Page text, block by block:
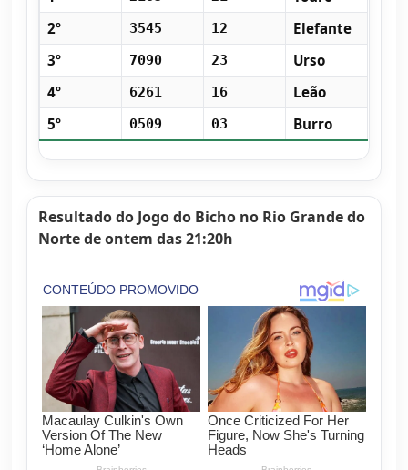
2º
3545 12
Elefante
3º
7090 23
Urso
4º
6261 16
Leão
5º
0509 03 Burro
Resultado do Jogo do Bicho no Rio Grande do
Norte de ontem das 21:20h